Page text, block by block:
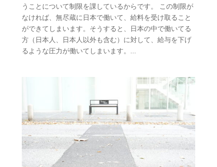
うことについて制限を課しているからです。 この制限が
なければ、無尽蔵に日本で働いて、給料を受け取ること
ができてしまいます。そうすると、日本の中で働いてる
方（日本人、日本人以外も含む）に対して、給与を下げ
るような圧力が働いてしまいます。...